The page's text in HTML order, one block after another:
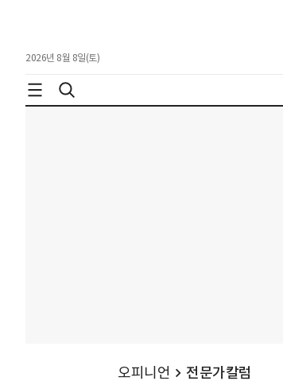
2026년 8월 8일(토)
오피니언 전문가칼럼